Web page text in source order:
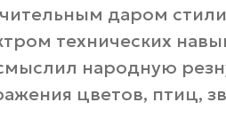
даром
технических
народную
цветов, птиц,